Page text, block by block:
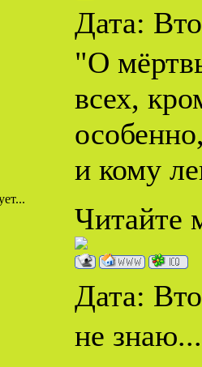
Дата:
"О
всех,
и кому
Читайте
Дата:
не